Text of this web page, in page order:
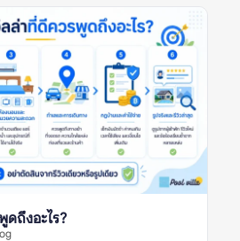
าที่เหมาะกับคนหนึ่งอาจไม่เหมาะกับอีก
พูลวิลล่าแนะนำที่น่าสนใจและเชื่อถือได้
วิลล่าแนะนำที่น่าสนใจและเชื่อถือได้
ล่าที่ถูกนำเสนอว่าเหมาะแก่การพิจารณา
ความนิยม รูปภาพ รีวิว สิ่งอำนวยความ
กับกลุ่มผู้เข้าพักบางประเภท อย่างไร
ได้แปลว่าที่พักนั้นเหมาะกับทุกคน และไม่
ณ์เข้าพักจะตรงกับความคาดหวังเสมอไป
งื่อนไขต่างกัน เช่น จำนวนคน งบประมาณ
องการทำอาหาร ความเงียบสงบ หรือ
าง ลิสต์แนะนำที่มีคุณภาพควรช่วยให้ผู้
ไม่ใช่แค่บอกว่าที่พักใด “ดีที่สุด” โดย
อธิบายเกณฑ์ชัดเจน เช่น เหมาะกับ
ดถึงอะไร?